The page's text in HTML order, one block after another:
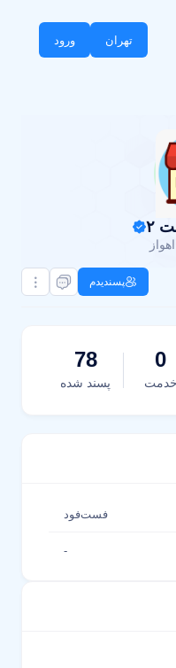
تهران ورود
۲
اهواز
پسندیدم
0
خدمت
78
پسند شده
فست‌فود
-